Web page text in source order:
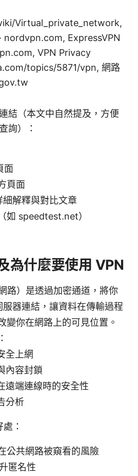
Virtual_private_network,
ExpressVPN
VPN Privacy
topics/5871/vpn, 網路
結（本文中自然提及，方便
詢）：
面
頁面
解釋與對比文章
如 speedtest.net）
為什麼要使用 VPN
路）是透過加密通道，將你
器連結，讓資料在傳輸過程
變你在網路上的可見位置。
全上網
內容封鎖
遠端連線時的安全性
分析
：
公共網路被窺看的風險
匿名性